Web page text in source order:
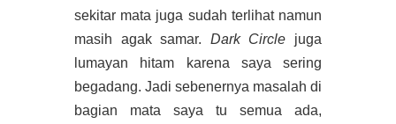
sekitar mata juga sudah terlihat namun
masih agak samar. Dark Circle juga
lumayan hitam karena saya sering
begadang. Jadi sebenernya masalah di
bagian mata saya tu semua ada,